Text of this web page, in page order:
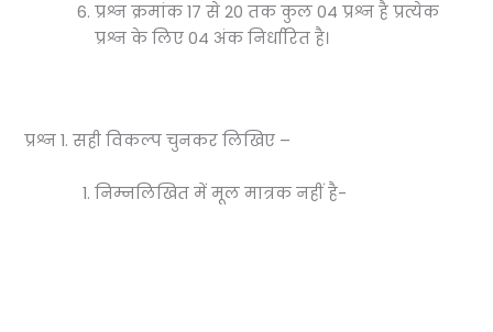
प्रश्न क्रमांक 17 से 20 तक कुल 04 प्रश्न है प्रत्येक
प्रश्न के लिए 04 अंक निर्धारित है।
प्रश्न 1. सही विकल्प चुनकर लिखिए –
निम्नलिखित में मूल मात्रक नहीं है-